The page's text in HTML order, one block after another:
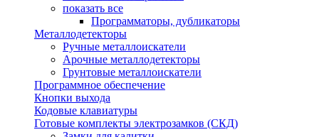
показать все
Программаторы, дубликаторы
Металлодетекторы
Ручные металлоискатели
Арочные металлодетекторы
Грунтовые металлоискатели
Программное обеспечение
Кнопки выхода
Кодовые клавиатуры
Готовые комплекты электрозамков (СКД)